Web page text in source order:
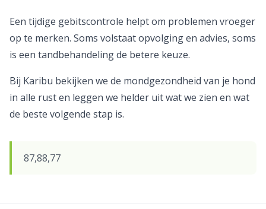
Een tijdige gebitscontrole helpt om problemen vroeger
op te merken. Soms volstaat opvolging en advies, soms
is een tandbehandeling de betere keuze.
Bij Karibu bekijken we de mondgezondheid van je hond
in alle rust en leggen we helder uit wat we zien en wat
de beste volgende stap is.
87,88,77